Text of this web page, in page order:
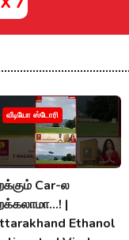
வீடியோ ஸ்டோரி
Car-ல
|
Ethanol